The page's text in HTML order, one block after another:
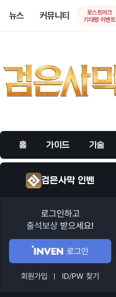
뉴스 커뮤니티
로스트아크
기대평 이벤트
홈 가이드 기술
검은사막 인벤
로그인하고
출석보상 받으세요!
로그인
회원가입 ID/PW 찾기